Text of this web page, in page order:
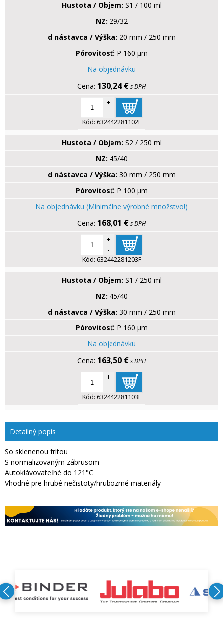
Hustota / Objem: S1 / 100 ml
NZ: 29/32
d nástavca / Výška: 20 mm / 250 mm
Pórovitosť: P 160 µm
Na objednávku
130,24 €s DPH
+
-
Kód: 632442281102F
Hustota / Objem: S2 / 250 ml
NZ: 45/40
d nástavca / Výška: 30 mm / 250 mm
Pórovitosť: P 100 µm
Na objednávku (Minimálne výrobné množstvo!)
168,01 €s DPH
+
-
Kód: 632442281203F
Hustota / Objem: S1 / 250 ml
NZ: 45/40
d nástavca / Výška: 30 mm / 250 mm
Pórovitosť: P 160 µm
Na objednávku
163,50 €s DPH
+
-
Kód: 632442281103F
Detailný popis
So sklenenou fritou
S normalizovaným zábrusom
Autoklávovateľné do 121°C
Vhodné pre hrubé nečistoty/hrubozrné materiály